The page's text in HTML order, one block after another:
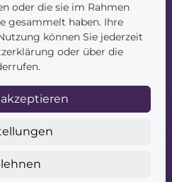
oder die sie im Rahmen
gesammelt haben. Ihre
können Sie jederzeit
oder über die